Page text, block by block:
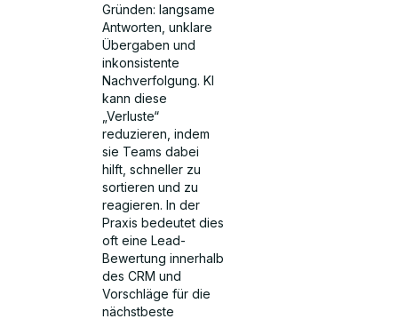
Gründen: langsame
Antworten, unklare
Übergaben und
inkonsistente
Nachverfolgung. KI
kann diese
„Verluste“
reduzieren, indem
sie Teams dabei
hilft, schneller zu
sortieren und zu
reagieren. In der
Praxis bedeutet dies
oft eine Lead-
Bewertung innerhalb
des CRM und
Vorschläge für die
nächstbeste